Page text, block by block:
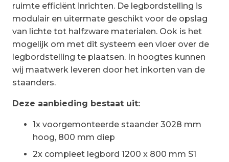
ruimte efficiënt inrichten. De legbordstelling is
modulair en uitermate geschikt voor de opslag
van lichte tot halfzware materialen. Ook is het
mogelijk om met dit systeem een vloer over de
legbordstelling te plaatsen. In hoogtes kunnen
wij maatwerk leveren door het inkorten van de
staanders.
Deze aanbieding bestaat uit:
1x voorgemonteerde staander 3028 mm
hoog, 800 mm diep
2x compleet legbord 1200 x 800 mm S1